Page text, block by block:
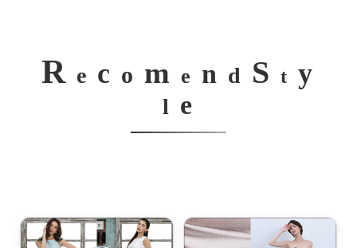
R e c o m e n d S t y
l e